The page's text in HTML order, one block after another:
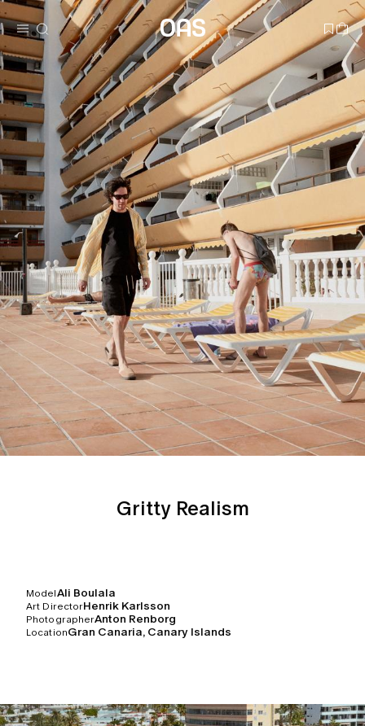
Gritty Realism
ModelAli Boulala
Art DirectorHenrik Karlsson
PhotographerAnton Renborg
LocationGran Canaria, Canary Islands